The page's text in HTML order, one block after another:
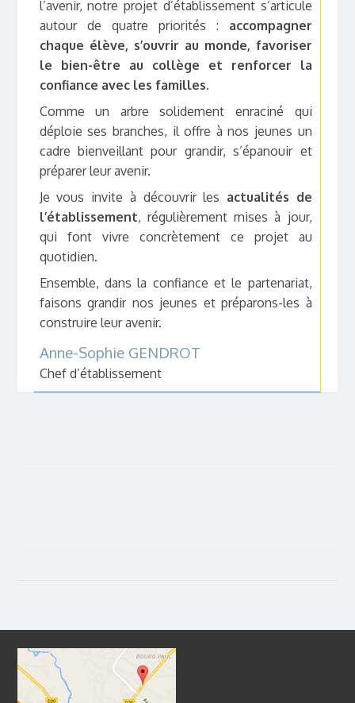
l’avenir, notre projet d’établissement s’articule
autour de quatre priorités : accompagner
chaque élève, s’ouvrir au monde, favoriser
le bien-être au collège et renforcer la
confiance avec les familles.
Comme un arbre solidement enraciné qui
déploie ses branches, il offre à nos jeunes un
cadre bienveillant pour grandir, s’épanouir et
préparer leur avenir.
Je vous invite à découvrir les actualités de
l’établissement, régulièrement mises à jour,
qui font vivre concrètement ce projet au
quotidien.
Ensemble, dans la confiance et le partenariat,
faisons grandir nos jeunes et préparons-les à
construire leur avenir.
Anne-Sophie GENDROT
Chef d’établissement